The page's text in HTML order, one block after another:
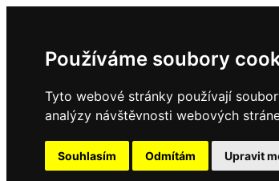
Používáme soubory
Tyto webové stránky používají
analýzy návštěvnosti webových
Souhlasím Odmítám Upravit